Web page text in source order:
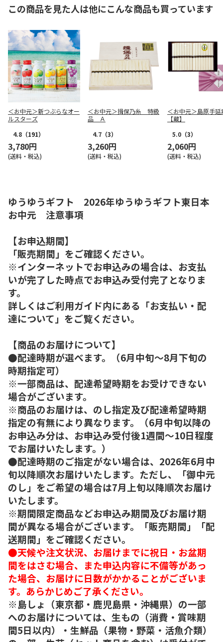
この商品を見た人は他にこんな商品も買っています
＜お中元＞新つぶらなオー
ルスターズ
4.8 （191）
3,780円
(送料・税込)
＜お中元＞揖保乃糸 特級
品 Ａ
4.7 （3）
3,260円
(送料・税込)
＜お中元＞島原手延
【蔵】
5.0 （3）
2,060円
(送料・税込)
ゆうゆうギフト 2026年ゆうゆうギフト東日本
お中元 注意事項
【お申込期間】
「販売期間」をご確認ください。
※インターネットでお申込みの場合は、お支払
いが完了した時点でお申込み受付完了となりま
す。
詳しくはご利用ガイド内にある「お支払い・配
達について」をご覧ください。
【商品のお届けについて】
●配達時期が選べます。（6月中旬～8月下旬の
時期指定可）
※一部商品は、配達希望時期をお受けできない
場合がございます。
※商品のお届けは、のし指定及び配達希望時期
指定の有無により異なります。（6月中旬以降の
お申込み分は、お申込み受付後1週間～10日程度
でお届けいたします。）
●配達時期のご指定がない場合は、2026年6月中
旬以降順次お届けいたします。ただし、「御中元
のし」をご希望の場合は7月上旬以降順次お届け
いたします。
※期間限定商品などお申込み期間及びお届け期
間が異なる場合がございます。「販売期間」「配
送期間」をご確認ください。
●天候や注文状況、お届けまでに祝日・お盆期
間をはさむ場合、また申込内容に不備等があっ
た場合、お届けに日数がかかることがございま
す。あらかじめご了承ください。
※島しょ（東京都・鹿児島県・沖縄県）の一部
へのお届けについては、生もの（消費・賞味期
間5日以内）・生鮮品（果物・野菜・活魚介類）